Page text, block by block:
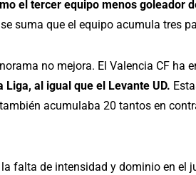
el tercer equipo menos goleador
suma que el equipo acumula tres
no mejora. El Valencia CF ha
al igual que el Levante UD.
acumulaba 20 tantos en
falta de intensidad y dominio en el